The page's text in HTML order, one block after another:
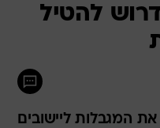
להטיל
המגבלות ליישובים